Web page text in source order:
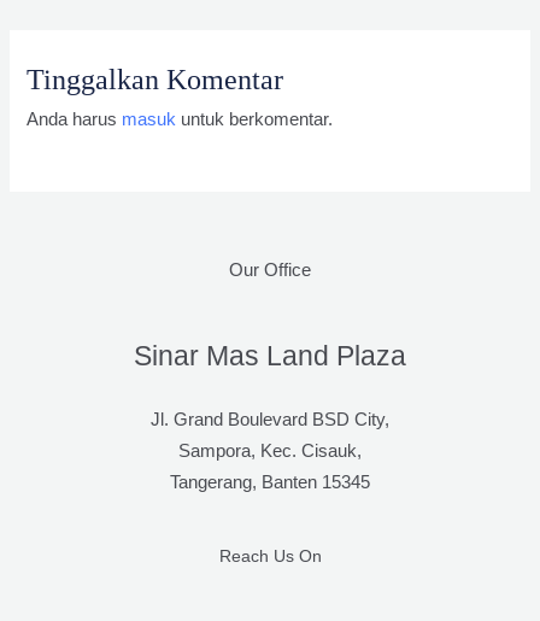
Tinggalkan Komentar
Anda harus masuk untuk berkomentar.
Our Office
Sinar Mas Land Plaza
Jl. Grand Boulevard BSD City,
Sampora, Kec. Cisauk,
Tangerang, Banten 15345
Reach Us On